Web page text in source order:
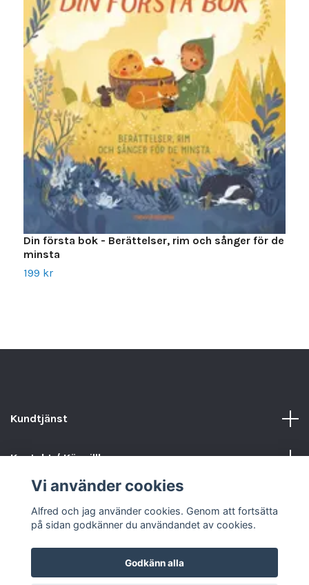
Din första bok - Berättelser, rim och sånger för de
minsta
199 kr
Kundtjänst
Kontakt / Köpvillkor
Vi använder cookies
Alfred och jag använder cookies. Genom att fortsätta
på sidan godkänner du användandet av cookies.
Godkänn alla